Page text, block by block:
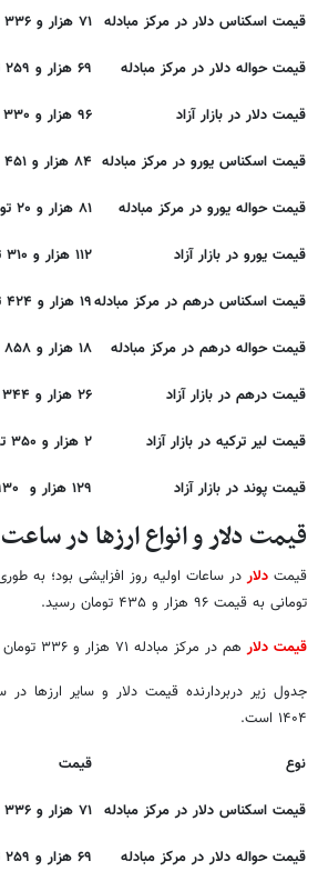
قیمت اسکناس دلار در مرکز مبادله ۷۱ هزار و ۳۳۶ تومان
قیمت حواله دلار در مرکز مبادله ۶۹ هزار و ۲۵۹ تومان
قیمت دلار در بازار آزاد ۹۶ هزار و ۳۳۰ تومان
قیمت اسکناس یورو در مرکز مبادله ۸۴ هزار و ۴۵۱
قیمت حواله یورو در مرکز مبادله ۸۱ هزار و ۲۰ تومان
قیمت یورو در بازار آزاد ۱۱۲ هزار و ۳۱۰ تومان
قیمت اسکناس درهم در مرکز مبادله۱۹ هزار و ۴۲۴ تومان
قیمت حواله درهم در مرکز مبادله ۱۸ هزار و ۸۵۸ تومان
قیمت درهم در بازار آزاد ۲۶ هزار و ۳۴۴ تومان
قیمت لیر ترکیه در بازار آزاد ۲ هزار و ۳۵۰ تومان
قیمت پوند در بازار آزاد ۱۲۹ هزار و ۹۳۰ تومان
قیمت دلار و انواع ارزها در ساعت ۱۲
قیمت‌ دلار
تومانی به قیمت ۹۶ هزار و ۴۳۵ تومان رسید.
قیمت دلارهم در مرکز مبادله ۷۱ هزار و ۳۳۶ تومان اعلام شد.
۱۴۰۴ است.
نوع قیمت
قیمت اسکناس دلار در مرکز مبادله ۷۱ هزار و ۳۳۶ تومان
قیمت حواله دلار در مرکز مبادله ۶۹ هزار و ۲۵۹ تومان